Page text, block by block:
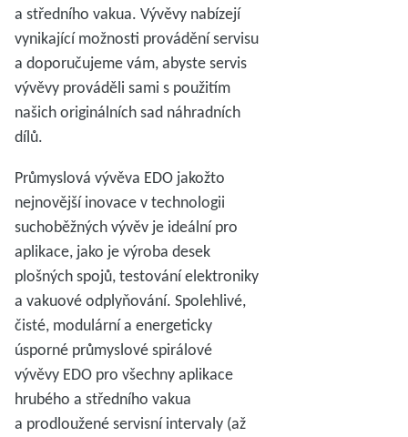
a středního vakua. Vývěvy nabízejí
vynikající možnosti provádění servisu
a doporučujeme vám, abyste servis
vývěvy prováděli sami s použitím
našich originálních sad náhradních
dílů.
Průmyslová vývěva EDO jakožto
nejnovější inovace v technologii
suchoběžných vývěv je ideální pro
aplikace, jako je výroba desek
plošných spojů, testování elektroniky
a vakuové odplyňování. Spolehlivé,
čisté, modulární a energeticky
úsporné průmyslové spirálové
vývěvy EDO pro všechny aplikace
hrubého a středního vakua
a prodloužené servisní intervaly (až